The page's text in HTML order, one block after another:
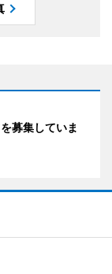
募集していま